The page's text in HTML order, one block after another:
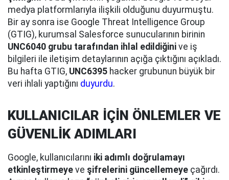
medya platformlarıyla ilişkili olduğunu duyurmuştu.
Bir ay sonra ise Google Threat Intelligence Group
(GTIG), kurumsal Salesforce sunucularının birinin
UNC6040 grubu tarafından ihlal edildiğini ve iş
bilgileri ile iletişim detaylarının açığa çıktığını açıkladı.
Bu hafta GTIG, UNC6395 hacker grubunun büyük bir
veri ihlali yaptığını duyurdu.
KULLANICILAR İÇİN ÖNLEMLER VE
GÜVENLİK ADIMLARI
Google, kullanıcılarını iki adımlı doğrulamayı
etkinleştirmeye ve şifrelerini güncellemeye çağırdı.